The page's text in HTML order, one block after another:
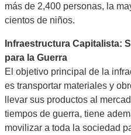
más de 2,400 personas, la
cientos de niños.
Infraestructura Capitalista:
para la Guerra
El objetivo principal de la
es transportar materiales y
llevar sus productos al
tiempos de guerra, tiene
movilizar a toda la sociedad